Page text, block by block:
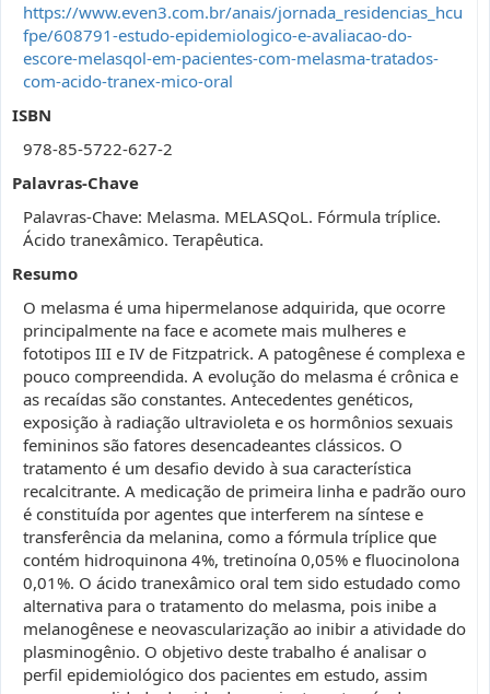
https://www.even3.com.br/anais/jornada_residencias_hcu
fpe/608791-estudo-epidemiologico-e-avaliacao-do-
escore-melasqol-em-pacientes-com-melasma-tratados-
com-acido-tranex-mico-oral
ISBN
978-85-5722-627-2
Palavras-Chave
Palavras-Chave: Melasma. MELASQoL. Fórmula tríplice.
Ácido tranexâmico. Terapêutica.
Resumo
O melasma é uma hipermelanose adquirida, que ocorre
principalmente na face e acomete mais mulheres e
fototipos III e IV de Fitzpatrick. A patogênese é complexa e
pouco compreendida. A evolução do melasma é crônica e
as recaídas são constantes. Antecedentes genéticos,
exposição à radiação ultravioleta e os hormônios sexuais
femininos são fatores desencadeantes clássicos. O
tratamento é um desafio devido à sua característica
recalcitrante. A medicação de primeira linha e padrão ouro
é constituída por agentes que interferem na síntese e
transferência da melanina, como a fórmula tríplice que
contém hidroquinona 4%, tretinoína 0,05% e fluocinolona
0,01%. O ácido tranexâmico oral tem sido estudado como
alternativa para o tratamento do melasma, pois inibe a
melanogênese e neovascularização ao inibir a atividade do
plasminogênio. O objetivo deste trabalho é analisar o
perfil epidemiológico dos pacientes em estudo, assim